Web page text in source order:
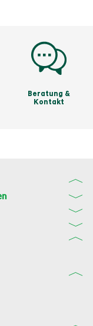
Beratung &
Kontakt